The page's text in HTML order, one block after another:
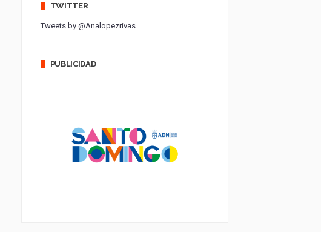
TWITTER
Tweets by @Analopezrivas
PUBLICIDAD